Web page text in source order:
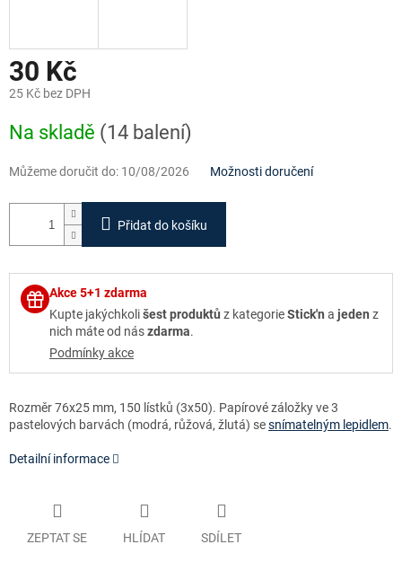
30 Kč
25 Kč bez DPH
cena:
Na skladě (14 balení)
Můžeme doručit do: 10/08/2026 Možnosti doručení
Přidat do košíku
Akce 5+1 zdarma
Kupte jakýchkolišest produktů z kategorieStick'n a jeden z
nich máte od nászdarma.
Podmínky akce
Rozměr 76x25 mm, 150 lístků (3x50). Papírové záložky ve 3
pastelových barvách (modrá, růžová, žlutá) sesnímatelným lepidlem.
Detailní informace
ZEPTAT SE HLÍDAT SDÍLET